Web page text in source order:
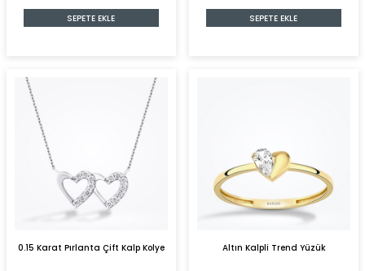
SEPETE EKLE SEPETE EKLE
0.15 Karat Pırlanta Çift Kalp Kolye Altın Kalpli Trend Yüzük